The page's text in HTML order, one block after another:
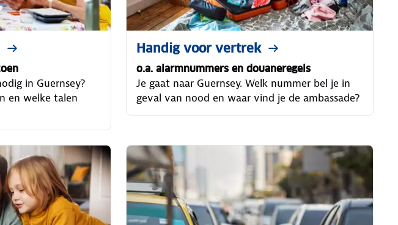
in Guernsey?
en welke talen
Handig voor vertrek
o.a. alarmnummers en douaneregels
Je gaat naar Guernsey. Welk nummer bel je in
geval van nood en waar vind je de ambassade?